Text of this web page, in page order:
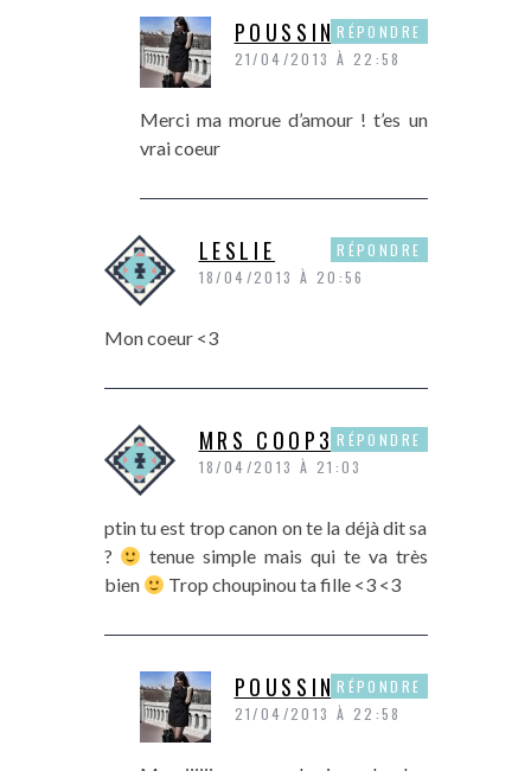
POUSSINE
21/04/2013 À 22:58
Merci ma morue d’amour ! t’es un
vrai coeur
RÉPONDRE
LESLIE
18/04/2013 À 20:56
Mon coeur <3
RÉPONDRE
MRS COOP3R
18/04/2013 À 21:03
ptin tu est trop canon on te la déjà dit sa
?
tenue simple mais qui te va très
bien
Trop choupinou ta fille <3 <3
RÉPONDRE
POUSSINE
21/04/2013 À 22:58
RÉPONDRE